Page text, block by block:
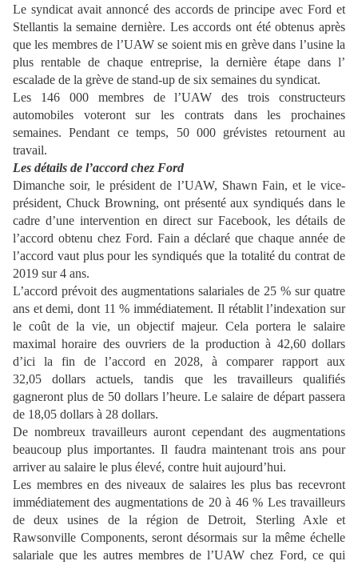
Le syndicat avait annoncé des accords de principe avec Ford et
Stellantis la semaine dernière. Les accords ont été obtenus après
que les membres de l’UAW se soient mis en grève dans l’usine la
plus rentable de chaque entreprise, la dernière étape dans l’
escalade de la grève de stand-up de six semaines du syndicat.
Les 146 000 membres de l’UAW des trois constructeurs
automobiles voteront sur les contrats dans les prochaines
semaines. Pendant ce temps, 50 000 grévistes retournent au
travail.
Les détails de l’accord chez Ford
Dimanche soir, le président de l’UAW, Shawn Fain, et le vice-
président, Chuck Browning, ont présenté aux syndiqués dans le
cadre d’une intervention en direct sur Facebook, les détails de
l’accord obtenu chez Ford. Fain a déclaré que chaque année de
l’accord vaut plus pour les syndiqués que la totalité du contrat de
2019 sur 4 ans.
L’accord prévoit des augmentations salariales de 25 % sur quatre
ans et demi, dont 11 % immédiatement. Il rétablit l’indexation sur
le coût de la vie, un objectif majeur. Cela portera le salaire
maximal horaire des ouvriers de la production à 42,60 dollars
d’ici la fin de l’accord en 2028, à comparer rapport aux
32,05 dollars actuels, tandis que les travailleurs qualifiés
gagneront plus de 50 dollars l’heure. Le salaire de départ passera
de 18,05 dollars à 28 dollars.
De nombreux travailleurs auront cependant des augmentations
beaucoup plus importantes. Il faudra maintenant trois ans pour
arriver au salaire le plus élevé, contre huit aujourd’hui.
Les membres en des niveaux de salaires les plus bas recevront
immédiatement des augmentations de 20 à 46 % Les travailleurs
de deux usines de la région de Detroit, Sterling Axle et
Rawsonville Components, seront désormais sur la même échelle
salariale que les autres membres de l’UAW chez Ford, ce qui